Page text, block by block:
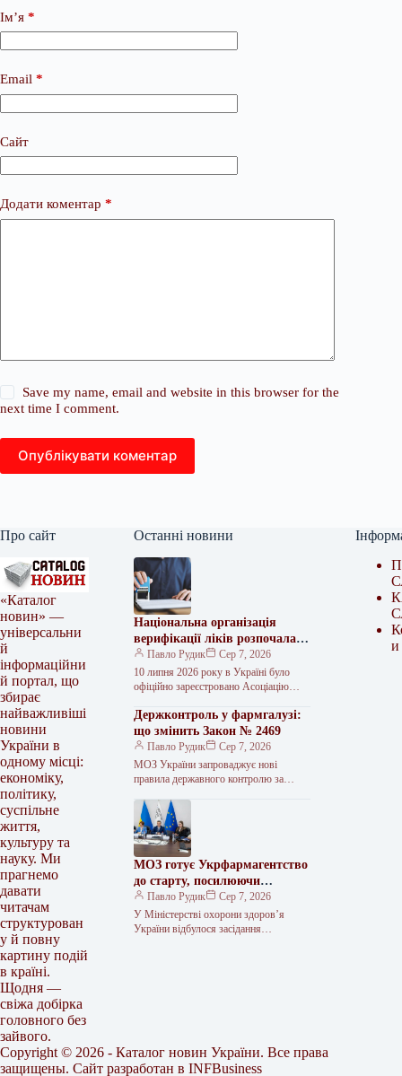
Ім’я *
Email *
Сайт
Додати коментар *
Save my name, email and website in this browser for the
next time I comment.
Опублікувати коментар
Про сайт
«Каталог
новин» —
універсальни
й
інформаційни
й портал, що
збирає
найважливіші
новини
України в
одному місці:
економіку,
політику,
суспільне
життя,
культуру та
науку. Ми
прагнемо
давати
читачам
структурован
у й повну
картину подій
в країні.
Щодня —
свіжа добірка
головного без
зайвого.
Останні новини
Національна організація
верифікації ліків розпочала
роботу в Україні
Павло Рудик
Сер 7, 2026
10 липня 2026 року в Україні було
офіційно зареєстровано Асоціацію
лікарських засобів» (НОВЛЗ). Цей
крок знаменує…
Держконтроль у фармгалузі:
що змінить Закон № 2469
Павло Рудик
Сер 7, 2026
МОЗ України запроваджує нові
правила державного контролю за
охорони здоров’я (МОЗ) України
представило для громадського
обговорення
МОЗ готує Укрфармагентство
до старту, посилюючи
євроінтеграцію та
задовольняючи нагальні
потреби.
Павло Рудик
Сер 7, 2026
У Міністерстві охорони здоров’я
України відбулося засідання
и
Copyright © 2026 - Каталог новин України. Все права
защищены. Сайт разработан в INFBusiness